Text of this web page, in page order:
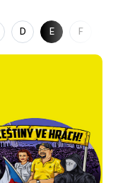
D E F